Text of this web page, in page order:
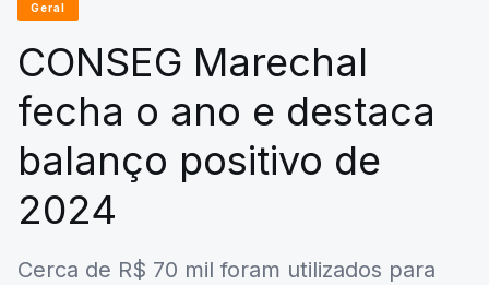
Geral
CONSEG Marechal
fecha o ano e destaca
balanço positivo de
2024
Cerca de R$ 70 mil foram utilizados para